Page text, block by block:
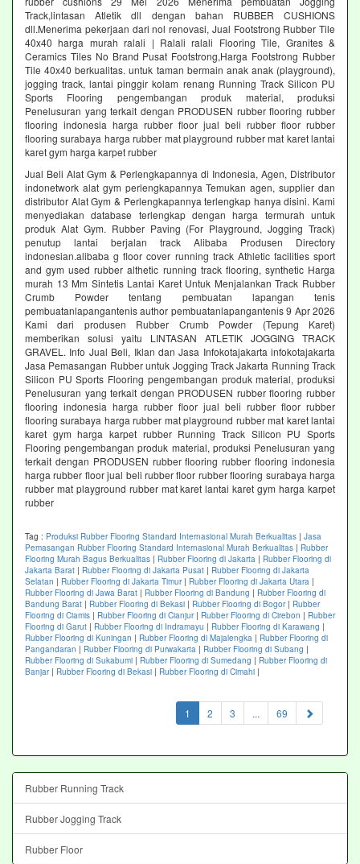
Track,lintasan Atletik dll dengan bahan RUBBER CUSHIONS
dll.Menerima pekerjaan dari nol renovasi, Jual Footstrong Rubber Tile
40x40 harga murah ralali | Ralali ralali Flooring Tile, Granites &
Ceramics Tiles No Brand Pusat Footstrong,Harga Footstrong Rubber
Tile 40x40 berkualitas. untuk taman bermain anak anak (playground),
jogging track, lantai pinggir kolam renang Running Track Silicon PU
Sports Flooring pengembangan produk material, produksi
Penelusuran yang terkait dengan PRODUSEN rubber flooring rubber
flooring indonesia harga rubber floor jual beli rubber floor rubber
flooring surabaya harga rubber mat playground rubber mat karet lantai
karet gym harga karpet rubber
Jual Beli Alat Gym & Perlengkapannya di Indonesia, Agen, Distributor
indonetwork alat gym perlengkapannya Temukan agen, supplier dan
distributor Alat Gym & Perlengkapannya terlengkap hanya disini. Kami
menyediakan database terlengkap dengan harga termurah untuk
produk Alat Gym. Rubber Paving (For Playground, Jogging Track)
penutup lantai berjalan track Alibaba Produsen Directory
indonesian.alibaba g floor cover running track Athletic facilities sport
and gym used rubber althetic running track flooring, synthetic Harga
murah 13 Mm Sintetis Lantai Karet Untuk Menjalankan Track Rubber
Crumb Powder tentang pembuatan lapangan tenis
pembuatanlapangantenis author pembuatanlapangantenis 9 Apr 2026
Kami dari produsen Rubber Crumb Powder (Tepung Karet)
memberikan solusi yaitu LINTASAN ATLETIK JOGGING TRACK
GRAVEL. Info Jual Beli, Iklan dan Jasa Infokotajakarta infokotajakarta
Jasa Pemasangan Rubber untuk Jogging Track Jakarta Running Track
Silicon PU Sports Flooring pengembangan produk material, produksi
Penelusuran yang terkait dengan PRODUSEN rubber flooring rubber
flooring indonesia harga rubber floor jual beli rubber floor rubber
flooring surabaya harga rubber mat playground rubber mat karet lantai
karet gym harga karpet rubber Running Track Silicon PU Sports
Flooring pengembangan produk material, produksi Penelusuran yang
terkait dengan PRODUSEN rubber flooring rubber flooring indonesia
harga rubber floor jual beli rubber floor rubber flooring surabaya harga
rubber mat playground rubber mat karet lantai karet gym harga karpet
rubber
Tag : Produksi Rubber Flooring Standard Internasional Murah Berkualitas | Jasa
Pemasangan Rubber Flooring Standard Internasional Murah Berkualitas | Rubber
Flooring Murah Bagus Berkualitas | Rubber Flooring di Jakarta | Rubber Flooring di
Jakarta Barat | Rubber Flooring di Jakarta Pusat | Rubber Flooring di Jakarta
Selatan | Rubber Flooring di Jakarta Timur| Rubber Flooring di Jakarta Utara |
Rubber Flooring di Jawa Barat | Rubber Flooring di Bandung | Rubber Flooring di
Bandung Barat | Rubber Flooring di Bekasi | Rubber Flooring di Bogor| Rubber
Flooring di Ciamis | Rubber Flooring di Cianjur| Rubber Flooring di Cirebon | Rubber
Flooring di Garut | Rubber Flooring di Indramayu | Rubber Flooring di Karawang |
Rubber Flooring di Kuningan | Rubber Flooring di Majalengka | Rubber Flooring di
Pangandaran | Rubber Flooring di Purwakarta | Rubber Flooring di Subang |
Rubber Flooring di Sukabumi | Rubber Flooring di Sumedang | Rubber Flooring di
Banjar| Rubber Flooring di Bekasi | Rubber Flooring di Cimahi |
1 (current)
2 3 ... 69
Rubber Running Track
Rubber Jogging Track
Rubber Floor